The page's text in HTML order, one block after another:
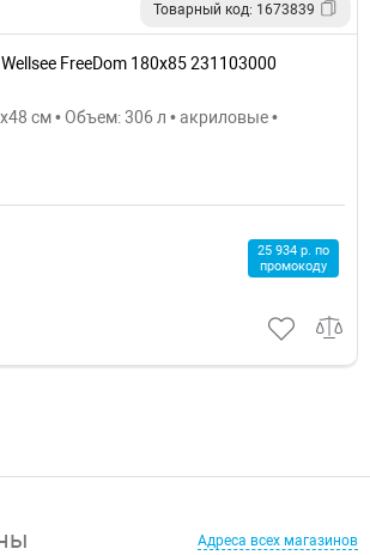
Товарный код: 1673839
FreeDom 180х85 231103000
см • Объем: 306 л • акриловые •
25 934 р. по
промокоду
Адреса всех магазинов